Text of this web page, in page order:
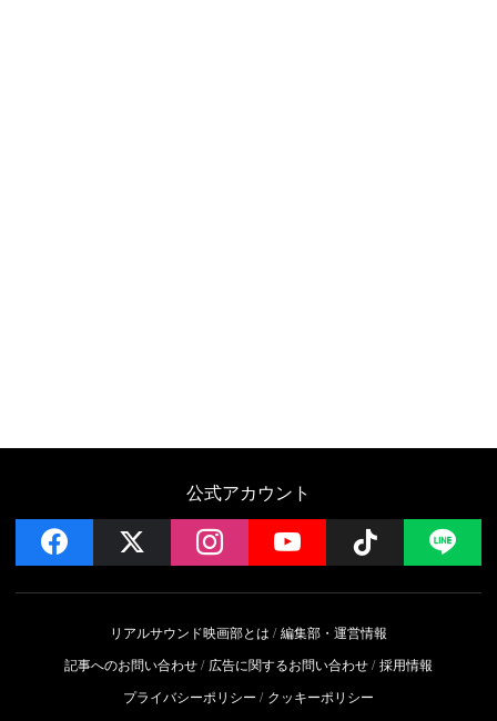
公式アカウント
facebook instagramYouTube Follow
リアルサウンド映画部とは
編集部・運営情報
記事へのお問い合わせ
広告に関するお問い合わせ 採用情報
プライバシーポリシー
クッキーポリシー